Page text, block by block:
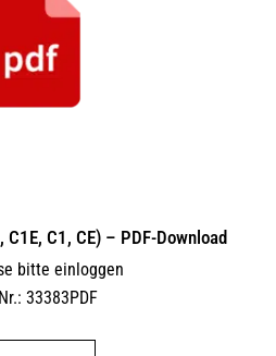
C1, CE) – PDF-Download
bitte einloggen
33383PDF